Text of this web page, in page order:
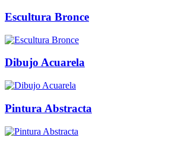
Escultura Bronce
Dibujo Acuarela
Pintura Abstracta